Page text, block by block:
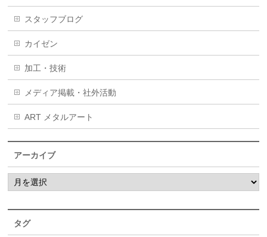
スタッフブログ
カイゼン
加工・技術
メディア掲載・社外活動
ART メタルアート
アーカイブ
タグ